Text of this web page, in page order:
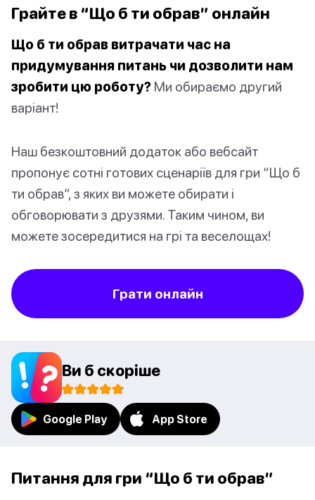
Грайте в “Що б ти обрав” онлайн
Що б ти обрав витрачати час на
придумування питань чи дозволити нам
зробити цю роботу? Ми обираємо другий
варіант!
Наш безкоштовний додаток або вебсайт
пропонує сотні готових сценаріїв для гри “Що б
ти обрав”, з яких ви можете обирати і
обговорювати з друзями. Таким чином, ви
можете зосередитися на грі та веселощах!
Грати онлайн
Ви б скоріше
Google Play App Store
Питання для гри “Що б ти обрав”